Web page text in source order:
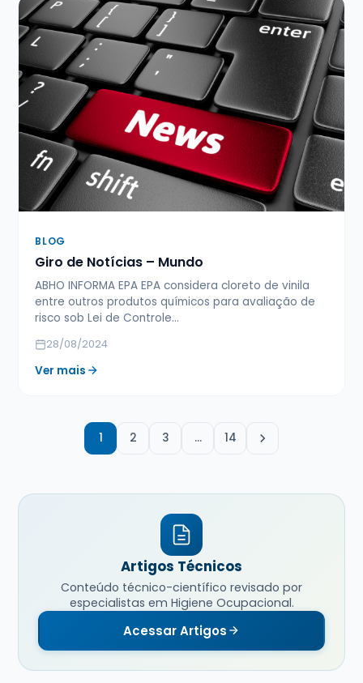
BLOG
Giro de Notícias – Mundo
ABHO INFORMA EPA EPA considera cloreto de vinila
entre outros produtos químicos para avaliação de
risco sob Lei de Controle…
28/08/2024
Ver mais
1 2 3 … 14
Artigos Técnicos
Conteúdo técnico-científico revisado por
especialistas em Higiene Ocupacional.
Acessar Artigos